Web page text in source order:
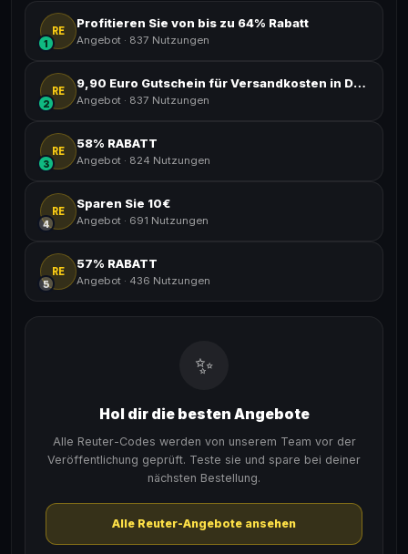
RE
1
Profitieren Sie von bis zu 64% Rabatt
Angebot · 837 Nutzungen
RE
2
9,90 Euro Gutschein für Versandkosten in Deutschland.
Angebot · 837 Nutzungen
RE
3
58% RABATT
Angebot · 824 Nutzungen
RE
4
Sparen Sie 10€
Angebot · 691 Nutzungen
RE
5
57% RABATT
Angebot · 436 Nutzungen
✨
Hol dir die besten Angebote
Alle Reuter-Codes werden von unserem Team vor der
Veröffentlichung geprüft. Teste sie und spare bei deiner
nächsten Bestellung.
Alle Reuter-Angebote ansehen